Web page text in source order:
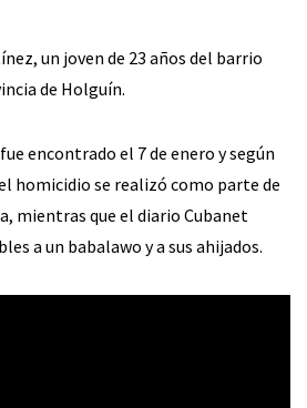
un joven de 23 años del barrio
de Holguín.
encontrado el 7 de enero y según
homicidio se realizó como parte de
mientras que el diario Cubanet
a un babalawo y a sus ahijados.